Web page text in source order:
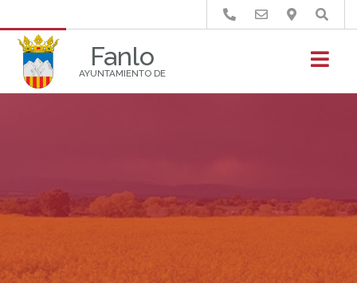
Fanlo
AYUNTAMIENTO DE
Buscar